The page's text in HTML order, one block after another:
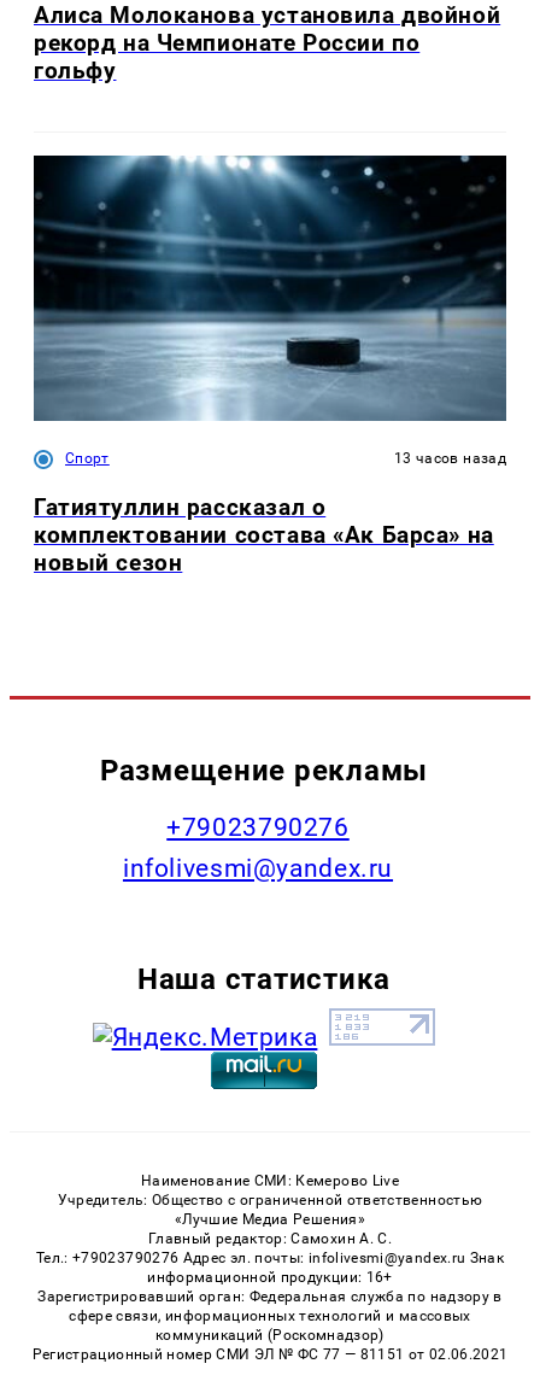
Алиса Молоканова установила двойной
рекорд на Чемпионате России по
гольфу
Спорт 13 часов назад
Гатиятуллин рассказал о
комплектовании состава «Ак Барса» на
новый сезон
Размещение рекламы
+79023790276
infolivesmi@yandex.ru
Наша статистика
Наименование СМИ: Кемерово Live
Учредитель: Общество с ограниченной ответственностью
«Лучшие Медиа Решения»
Главный редактор: Самохин А. С.
Тел.: +79023790276 Адрес эл. почты: infolivesmi@yandex.ru Знак
информационной продукции: 16+
Зарегистрировавший орган: Федеральная служба по надзору в
сфере связи, информационных технологий и массовых
коммуникаций (Роскомнадзор)
Регистрационный номер СМИ ЭЛ № ФС 77 — 81151 от 02.06.2021